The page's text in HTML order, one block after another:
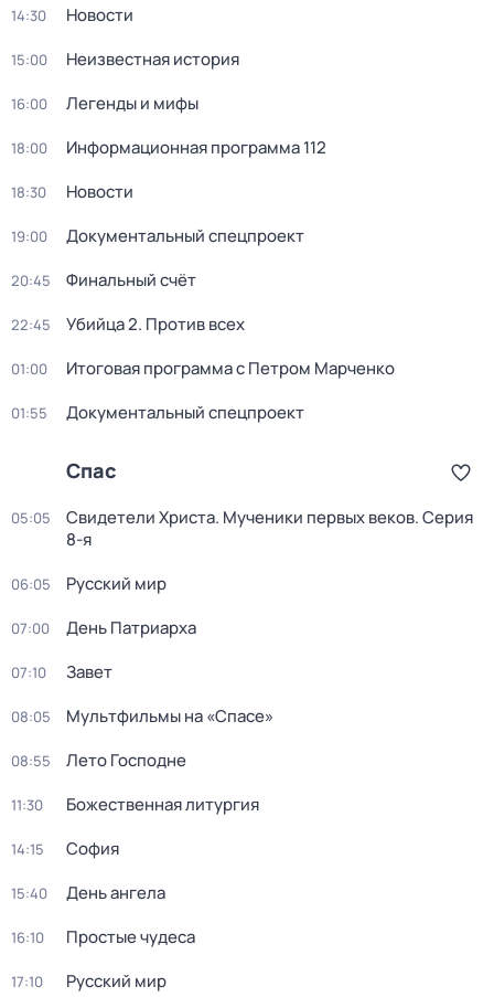
14:30 Новости
15:00 Неизвестная история
16:00 Легенды и мифы
18:00 Информационная программа 112
18:30 Новости
19:00 Документальный спецпроект
20:45 Финальный счёт
22:45 Убийца 2. Против всех
01:00 Итогoвая программа с Петрoм Марченко
01:55 Документальный спецпроект
Спас
05:05 Свидетели Христа. Мученики первых веков. Серия
8-я
06:05 Русский мир
07:00 День Патриарха
07:10 Завет
08:05 Мультфильмы нa «Спаcе»
08:55 Лето Господне
11:30 Божественная литургия
14:15 София
15:40 День ангела
16:10 Простые чудеca
17:10 Русский мир